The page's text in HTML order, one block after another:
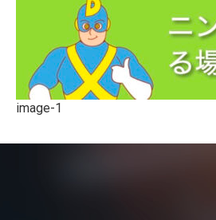
image-1